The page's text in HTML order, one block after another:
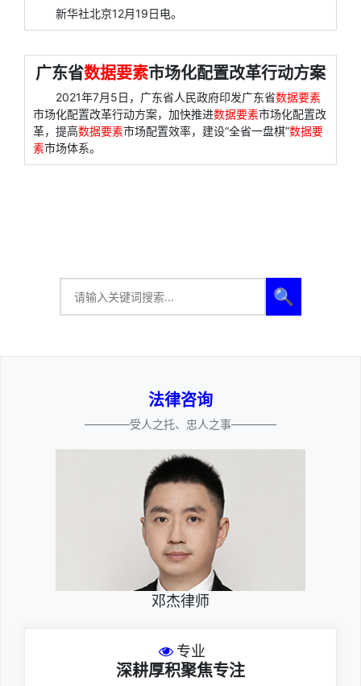
新华社北京12月19日电。
广东省数据要素市场化配置改革行动方案
2021年7月5日，广东省人民政府印发广东省数据要素
市场化配置改革行动方案，加快推进数据要素市场化配置改
革，提高数据要素市场配置效率，建设“全省一盘棋”数据要
素市场体系。
🔍
法律咨询
————受人之托、忠人之事————
邓杰律师
专业
深耕厚积聚焦专注